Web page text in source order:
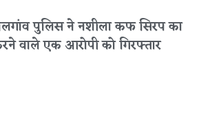
पुलिस ने नशीला कफ सिरप का
वाले एक आरोपी को गिरफ्तार